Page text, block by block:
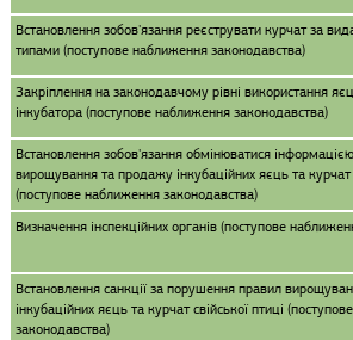
Встановлення зобов'язання реєструвати курчат за
типами (поступове наближення законодавства)
Закріплення на законодавчому рівні використання
інкубатора (поступове наближення законодавства)
Встановлення зобов'язання обмінюватися
вирощування та продажу інкубаційних яєць та курчат
(поступове наближення законодавства)
Визначення інспекційних органів (поступове
Встановлення санкції за порушення правил
інкубаційних яєць та курчат свійської птиці
законодавства)